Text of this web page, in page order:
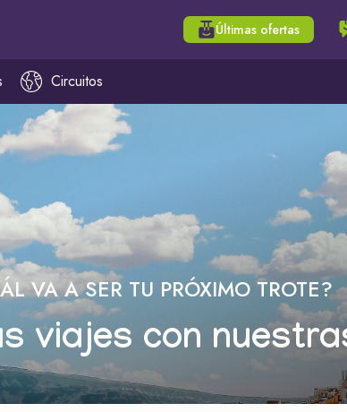
Últimas ofertas
Circuitos
VA A SER TU PRÓXIMO TROTE?
viajes con